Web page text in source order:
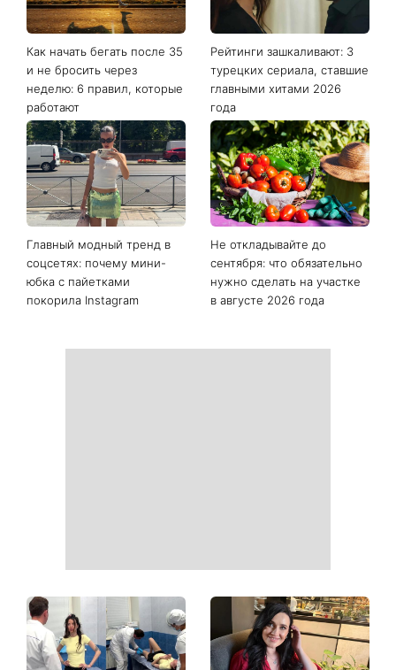
Как начать бегать после 35
и не бросить через
неделю: 6 правил, которые
работают
Рейтинги зашкаливают: 3
турецких сериала, ставшие
главными хитами 2026
года
Главный модный тренд в
соцсетях: почему мини-
юбка с пайетками
покорила Instagram
Не откладывайте до
сентября: что обязательно
нужно сделать на участке
в августе 2026 года